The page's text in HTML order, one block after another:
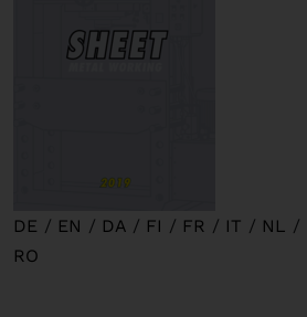
DE / EN / DA / FI / FR / IT / NL /
RO